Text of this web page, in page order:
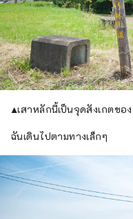
▲เสาหลักนี้เป็นจุดสังเกตขอ
ฉันเดินไปตามทางเล็กๆ